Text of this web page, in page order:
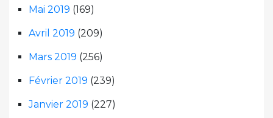
Mai 2019 (169)
Avril 2019 (209)
Mars 2019 (256)
Février 2019 (239)
Janvier 2019 (227)